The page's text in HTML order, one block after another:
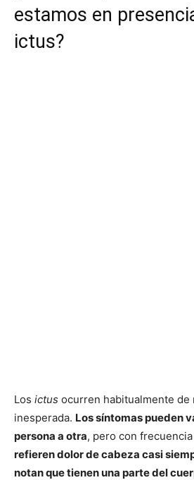
estamos en
ictus?
Los ictus ocurren habitualmente de
inesperada. Los síntomas pueden
persona a otra, pero con frecuencia
refieren dolor de cabeza casi
notan que tienen una parte del